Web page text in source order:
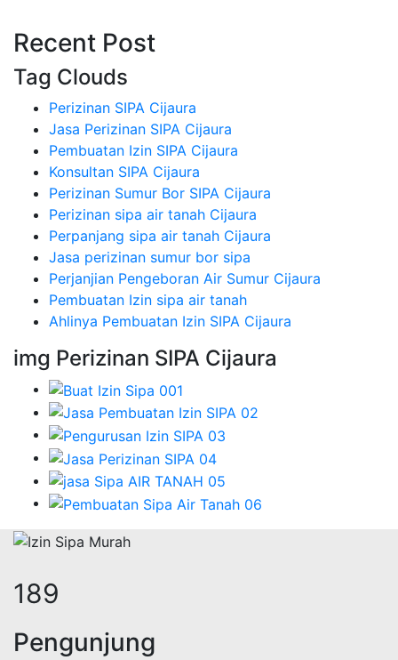
Recent Post
Tag Clouds
Perizinan SIPA Cijaura
Jasa Perizinan SIPA Cijaura
Pembuatan Izin SIPA Cijaura
Konsultan SIPA Cijaura
Perizinan Sumur Bor SIPA Cijaura
Perizinan sipa air tanah Cijaura
Perpanjang sipa air tanah Cijaura
Jasa perizinan sumur bor sipa
Perjanjian Pengeboran Air Sumur Cijaura
Pembuatan Izin sipa air tanah
Ahlinya Pembuatan Izin SIPA Cijaura
img Perizinan SIPA Cijaura
247
Pengunjung